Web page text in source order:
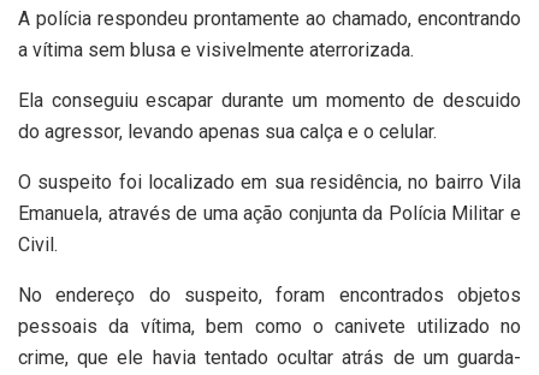
A polícia respondeu prontamente ao chamado, encontrando
a vítima sem blusa e visivelmente aterrorizada.
Ela conseguiu escapar durante um momento de descuido
do agressor, levando apenas sua calça e o celular.
O suspeito foi localizado em sua residência, no bairro Vila
Emanuela, através de uma ação conjunta da Polícia Militar e
Civil.
No endereço do suspeito, foram encontrados objetos
pessoais da vítima, bem como o canivete utilizado no
crime, que ele havia tentado ocultar atrás de um guarda-